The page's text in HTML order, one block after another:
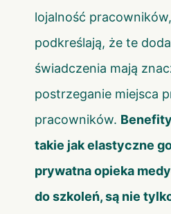
lojalność
podkreślają, że te
świadczenia mają
postrzeganie miejsca
pracowników.
takie jak elastyczne
prywatna opieka
do szkoleń, są nie